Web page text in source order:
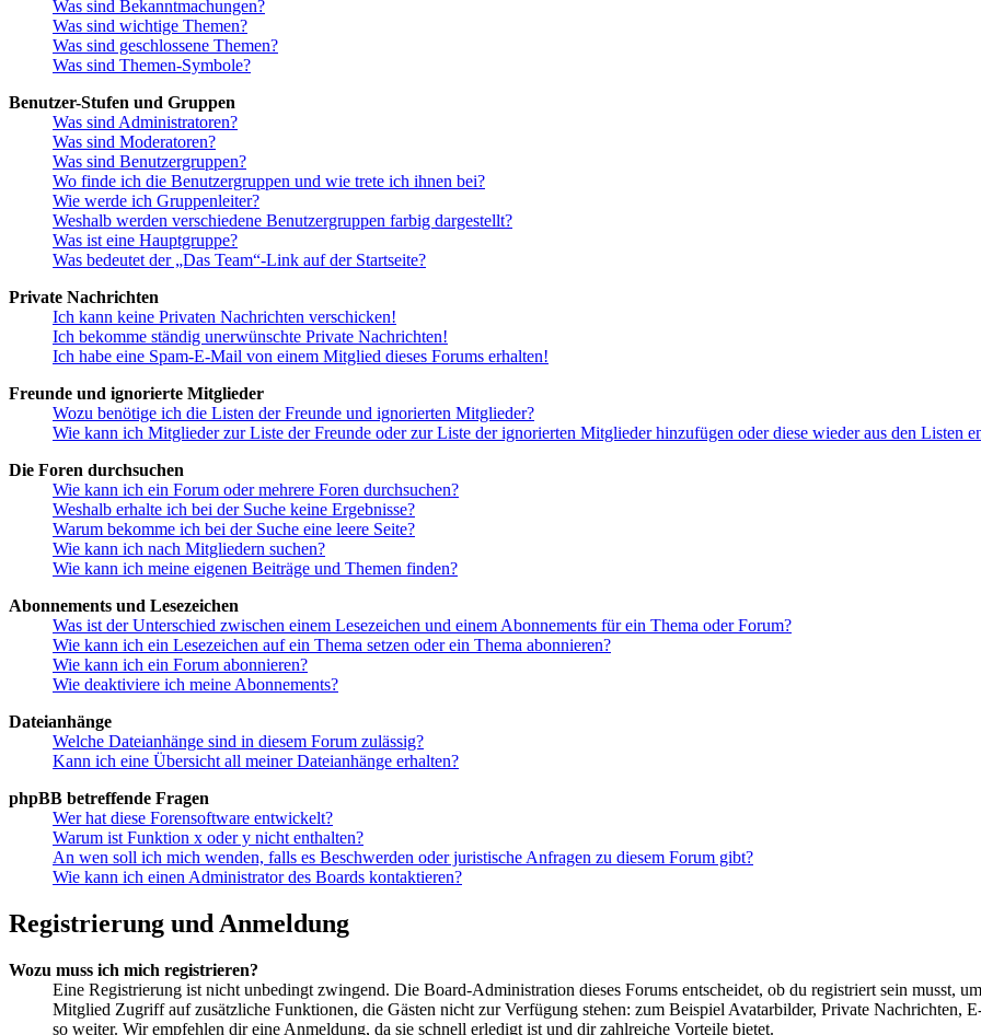
Was sind Bekanntmachungen?
Was sind wichtige Themen?
Was sind geschlossene Themen?
Was sind Themen-Symbole?
Benutzer-Stufen und Gruppen
Was sind Administratoren?
Was sind Moderatoren?
Was sind Benutzergruppen?
Wo finde ich die Benutzergruppen und wie trete ich ihnen bei?
Wie werde ich Gruppenleiter?
Weshalb werden verschiedene Benutzergruppen farbig dargestellt?
Was ist eine Hauptgruppe?
Was bedeutet der „Das Team“-Link auf der Startseite?
Private Nachrichten
Ich kann keine Privaten Nachrichten verschicken!
Ich bekomme ständig unerwünschte Private Nachrichten!
Ich habe eine Spam-E-Mail von einem Mitglied dieses Forums erhalten!
Freunde und ignorierte Mitglieder
Wozu benötige ich die Listen der Freunde und ignorierten Mitglieder?
Wie kann ich Mitglieder zur Liste der Freunde oder zur Liste der ignorierten Mitglieder hinzufügen oder diese wieder aus den Listen
Die Foren durchsuchen
Wie kann ich ein Forum oder mehrere Foren durchsuchen?
Weshalb erhalte ich bei der Suche keine Ergebnisse?
Warum bekomme ich bei der Suche eine leere Seite?
Wie kann ich nach Mitgliedern suchen?
Wie kann ich meine eigenen Beiträge und Themen finden?
Abonnements und Lesezeichen
Was ist der Unterschied zwischen einem Lesezeichen und einem Abonnements für ein Thema oder Forum?
Wie kann ich ein Lesezeichen auf ein Thema setzen oder ein Thema abonnieren?
Wie kann ich ein Forum abonnieren?
Wie deaktiviere ich meine Abonnements?
Dateianhänge
Welche Dateianhänge sind in diesem Forum zulässig?
Kann ich eine Übersicht all meiner Dateianhänge erhalten?
phpBB betreffende Fragen
Wer hat diese Forensoftware entwickelt?
Warum ist Funktion x oder y nicht enthalten?
An wen soll ich mich wenden, falls es Beschwerden oder juristische Anfragen zu diesem Forum gibt?
Wie kann ich einen Administrator des Boards kontaktieren?
Registrierung und Anmeldung
Wozu muss ich mich registrieren?
Eine Registrierung ist nicht unbedingt zwingend. Die Board-Administration dieses Forums entscheidet, ob du registriert sein musst,
Mitglied Zugriff auf zusätzliche Funktionen, die Gästen nicht zur Verfügung stehen: zum Beispiel Avatarbilder, Private Nachrichten,
so weiter. Wir empfehlen dir eine Anmeldung, da sie schnell erledigt ist und dir zahlreiche Vorteile bietet.